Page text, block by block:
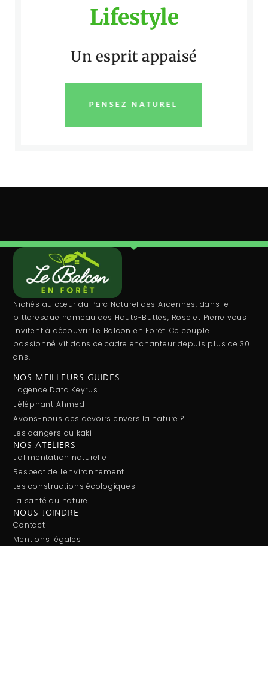
Lifestyle
Un esprit appaisé
PENSEZ NATUREL
Nichés au cœur du Parc Naturel des Ardennes, dans le
pittoresque hameau des Hauts-Buttés, Rose et Pierre vous
invitent à découvrir Le Balcon en Forêt. Ce couple
passionné vit dans ce cadre enchanteur depuis plus de 30
ans.
NOS MEILLEURS GUIDES
L'agence Data Keyrus
L'éléphant Ahmed
Avons-nous des devoirs envers la nature ?
Les dangers du kaki
NOS ATELIERS
L'alimentation naturelle
Respect de l'environnement
Les constructions écologiques
La santé au naturel
NOUS JOINDRE
Contact
Mentions légales